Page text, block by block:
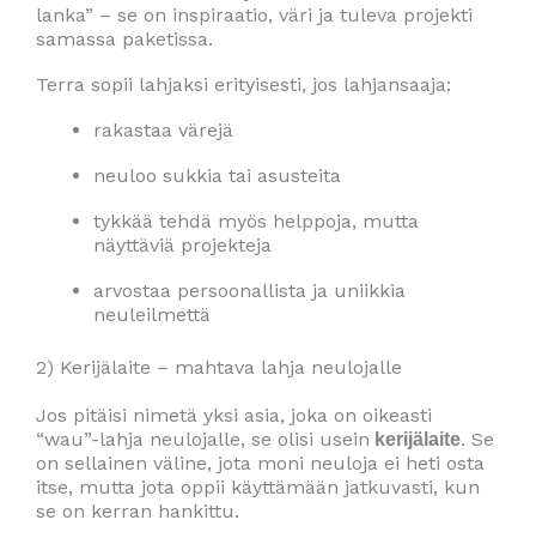
lanka” – se on inspiraatio, väri ja tuleva projekti
samassa paketissa.
Terra sopii lahjaksi erityisesti, jos lahjansaaja:
rakastaa värejä
neuloo sukkia tai asusteita
tykkää tehdä myös helppoja, mutta
näyttäviä projekteja
arvostaa persoonallista ja uniikkia
neuleilmettä
2) Kerijälaite – mahtava lahja neulojalle
Jos pitäisi nimetä yksi asia, joka on oikeasti
“wau”-lahja neulojalle, se olisi usein kerijälaite. Se
on sellainen väline, jota moni neuloja ei heti osta
itse, mutta jota oppii käyttämään jatkuvasti, kun
se on kerran hankittu.